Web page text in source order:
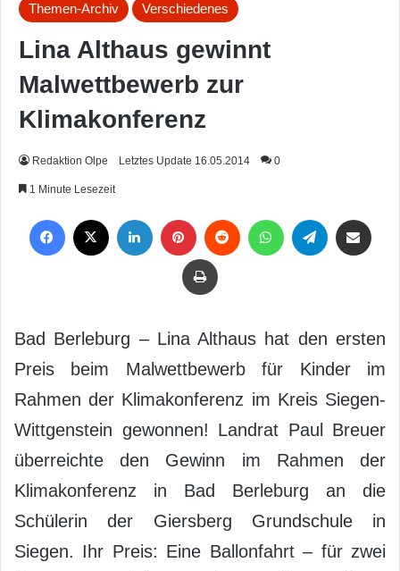
Themen-Archiv Verschiedenes
Lina Althaus gewinnt
Malwettbewerb zur
Klimakonferenz
Redaktion Olpe Letztes Update 16.05.2014 0
1 Minute Lesezeit
Drucken
Bad Berleburg – Lina Althaus hat den ersten
Preis beim Malwettbewerb für Kinder im
Rahmen der Klimakonferenz im Kreis Siegen-
Wittgenstein gewonnen! Landrat Paul Breuer
überreichte den Gewinn im Rahmen der
Klimakonferenz in Bad Berleburg an die
Schülerin der Giersberg Grundschule in
Siegen. Ihr Preis: Eine Ballonfahrt – für zwei